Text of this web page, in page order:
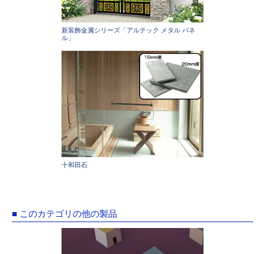
新装飾金属シリーズ「アルテック メタル パネ
ル」
十和田石
■ このカテゴリの他の製品